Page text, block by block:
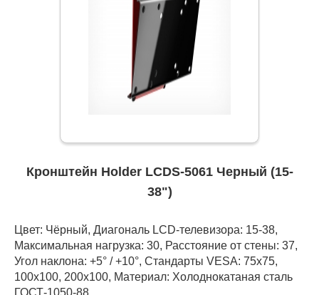
Кронштейн Holder LCDS-5061 Черный (15-
38")
Цвет: Чёрный, Диагональ LCD-телевизора: 15-38,
Максимальная нагрузка: 30, Расстояние от стены: 37,
Угол наклона: +5° / +10°, Стандарты VESA: 75x75,
100x100, 200x100, Материал: Холоднокатаная сталь
ГОСТ-1050-88